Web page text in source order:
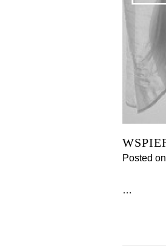
Posted on
…